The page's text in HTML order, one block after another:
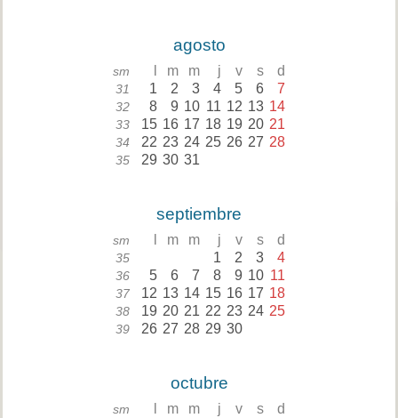
agosto
sm m m j v s d
31 1 2 3 4 5 6 7
32 8 9 10 11 12 13 14
33 15 16 17 18 19 20 21
34 22 23 24 25 26 27 28
35 29 30 31
septiembre
sm m m j v s d
35 1 2 3 4
36 5 6 7 8 9 10 11
37 12 13 14 15 16 17 18
38 19 20 21 22 23 24 25
39 26 27 28 29 30
octubre
sm m m j v s d